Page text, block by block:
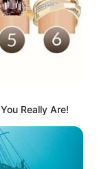
is a Zombie
Really Are!